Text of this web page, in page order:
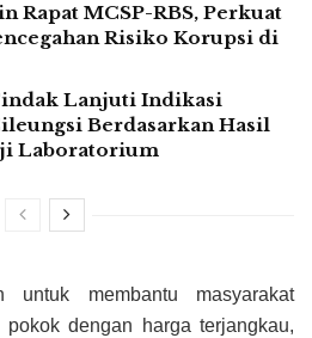
Rapat MCSP-RBS, Perkuat
Risiko Korupsi di
Lanjuti Indikasi
Berdasarkan Hasil
Laboratorium
untuk membantu masyarakat
pokok dengan harga terjangkau,